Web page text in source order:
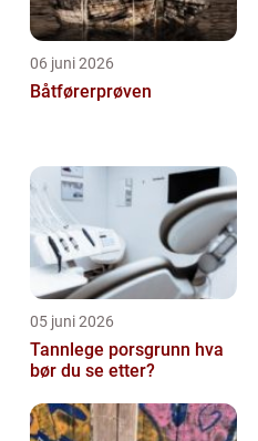
06 juni 2026
Båtførerprøven
05 juni 2026
Tannlege porsgrunn hva
bør du se etter?